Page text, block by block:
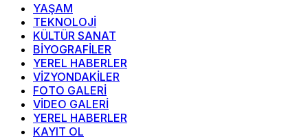
YAŞAM
TEKNOLOJİ
KÜLTÜR SANAT
BİYOGRAFİLER
YEREL HABERLER
VİZYONDAKİLER
FOTO GALERİ
VİDEO GALERİ
YEREL HABERLER
KAYIT OL